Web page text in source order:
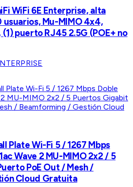
WiFi 6E Enterprise, alta
Mu-MIMO 4x4,
puerto RJ45 2.5G (POE+ no
Plate Wi-Fi 5 / 1267 Mbps
Wave 2 MU-MIMO 2x2 / 5
PoE Out / Mesh /
Cloud Gratuita